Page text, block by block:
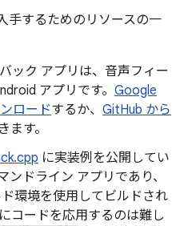
手するためのリソースの一
ック アプリは、音声フィー
アプリです。 Google
ロードするか、 GitHub から
ます。
に実装例を公開してい
ンドライン アプリであり、
環境を使用してビルドされ
コードを応用するのは難し